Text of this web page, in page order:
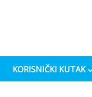
KORISNIČKI KUTAK